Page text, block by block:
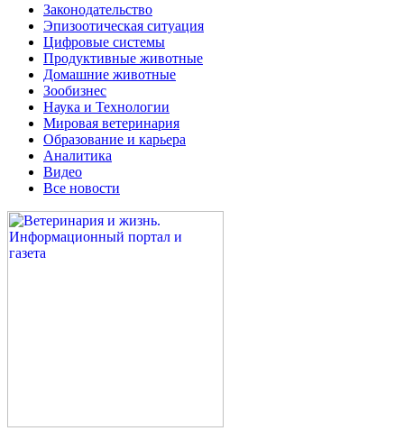
Законодательство
Эпизоотическая ситуация
Цифровые системы
Продуктивные животные
Домашние животные
Зообизнес
Наука и Технологии
Мировая ветеринария
Образование и карьера
Аналитика
Видео
Все новости